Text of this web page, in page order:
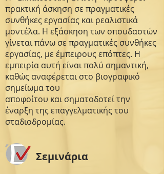
πρακτική άσκηση σε πραγματικές
συνθήκες εργασίας και ρεαλιστικά
μοντέλα. Η εξάσκηση των σπουδαστών
γίνεται πάνω σε πραγματικές συνθήκες
εργασίας, με έμπειρους επόπτες. Η
εμπειρία αυτή είναι πολύ σημαντική,
καθώς αναφέρεται στο βιογραφικό
σημείωμα του
αποφοίτου και σηματοδοτεί την
έναρξη της επαγγελματικής του
σταδιοδρομίας.
Σεμινάρια